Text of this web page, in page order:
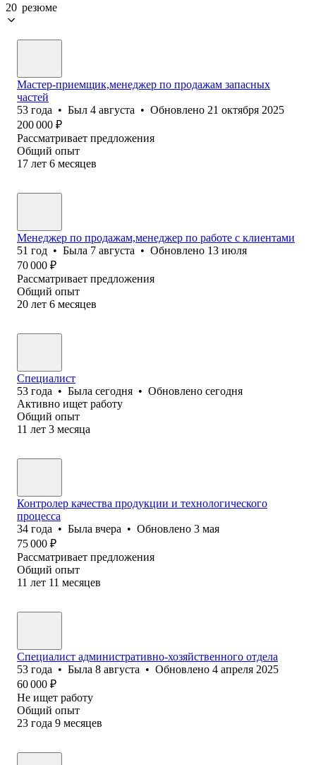
20 резюме
Мастер-приемщик,менеджер по продажам запасных
частей
53 года • Был 4 августа • Обновлено 21 октября 2025
200 000 ₽
Рассматривает предложения
Общий опыт
17 лет 6 месяцев
Менеджер по продажам,менеджер по работе с клиентами
51 год • Была 7 августа • Обновлено 13 июля
70 000 ₽
Рассматривает предложения
Общий опыт
20 лет 6 месяцев
Специалист
53 года • Была сегодня • Обновлено сегодня
Активно ищет работу
Общий опыт
11 лет 3 месяца
Контролер качества продукции и технологического
процесса
34 года • Была вчера • Обновлено 3 мая
75 000 ₽
Рассматривает предложения
Общий опыт
11 лет 11 месяцев
Специалист административно-хозяйственного отдела
53 года • Была 8 августа • Обновлено 4 апреля 2025
60 000 ₽
Не ищет работу
Общий опыт
23 года 9 месяцев